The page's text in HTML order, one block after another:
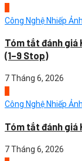
Công Nghệ Nhiếp Ảnh
Tóm tắt đánh giá
(1–9 Stop)
7 Tháng 6, 2026
Công Nghệ Nhiếp Ảnh
Tóm tắt đánh giá
7 Tháng 6, 2026